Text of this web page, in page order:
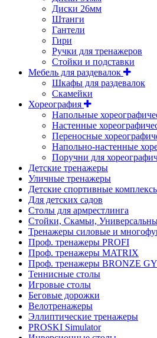
Диски 26мм
Штанги
Гантели
Гири
Ручки для тренажеров
Стойки и подставки
Мебель для раздевалок
Шкафы для раздевалок
Скамейки
Хореография
Напольные
Настенные
Переносные
Напольно-настенные
Поручни для
Детские тренажеры
Уличные тренажеры
Детские спортивные
Для детских садов
Столы для армрестлинга
Стойки, Скамьи,
Тренажеры силовые и
Проф. тренажеры PROFI
Проф. тренажеры MATRIX
Проф. тренажеры BRONZE
Теннисные столы
Игровые столы
Беговые дорожки
Велотренажеры
Эллиптические тренажеры
PROSKI Simulator